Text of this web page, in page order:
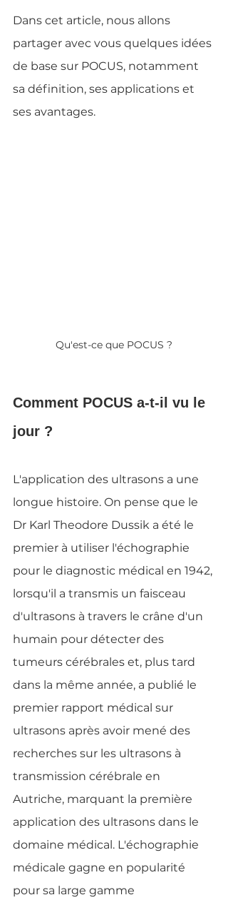
Dans cet article, nous allons
partager avec vous quelques idées
de base sur POCUS, notamment
sa définition, ses applications et
ses avantages.
Qu'est-ce que POCUS ?
Comment POCUS a-t-il vu le
jour ?
L'application des ultrasons a une
longue histoire. On pense que le
Dr Karl Theodore Dussik a été le
premier à utiliser l'échographie
pour le diagnostic médical en 1942,
lorsqu'il a transmis un faisceau
d'ultrasons à travers le crâne d'un
humain pour détecter des
tumeurs cérébrales et, plus tard
dans la même année, a publié le
premier rapport médical sur
ultrasons après avoir mené des
recherches sur les ultrasons à
transmission cérébrale en
Autriche, marquant la première
application des ultrasons dans le
domaine médical. L'échographie
médicale gagne en popularité
pour sa large gamme